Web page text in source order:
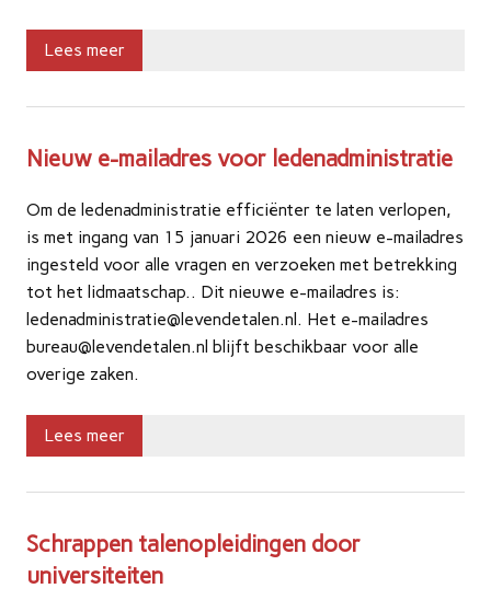
Lees meer
Nieuw e-mailadres voor ledenadministratie
Om de ledenadministratie efficiënter te laten verlopen,
is met ingang van 15 januari 2026 een nieuw e-mailadres
ingesteld voor alle vragen en verzoeken met betrekking
tot het lidmaatschap.. Dit nieuwe e-mailadres is:
ledenadministratie@levendetalen.nl. Het e-mailadres
bureau@levendetalen.nl blijft beschikbaar voor alle
overige zaken.
Lees meer
Schrappen talenopleidingen door
universiteiten